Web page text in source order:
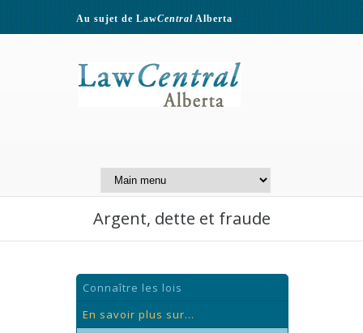
Au sujet de LawCentralAlberta
Argent, dette et fraude
Connaître les lois
En savoir plus sur...